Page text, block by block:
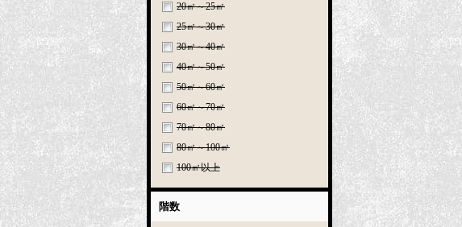
20㎡～25㎡
25㎡～30㎡
30㎡～40㎡
40㎡～50㎡
50㎡～60㎡
60㎡～70㎡
70㎡～80㎡
80㎡～100㎡
100㎡以上
階数